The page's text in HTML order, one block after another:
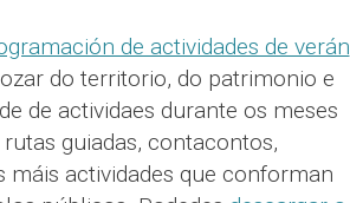
de actividades de verán
do territorio, do patrimonio e
de actividaes durante os meses
guiadas, contacontos,
actividades que conforman